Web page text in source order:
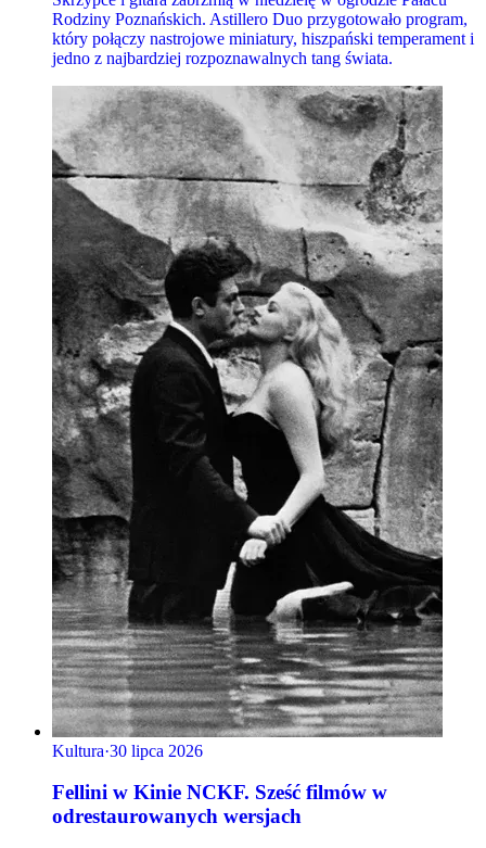
Rodziny Poznańskich. Astillero Duo przygotowało program,
który połączy nastrojowe miniatury, hiszpański temperament i
jedno z najbardziej rozpoznawalnych tang świata.
Kultura·30 lipca 2026
Fellini w Kinie NCKF. Sześć filmów w
odrestaurowanych wersjach